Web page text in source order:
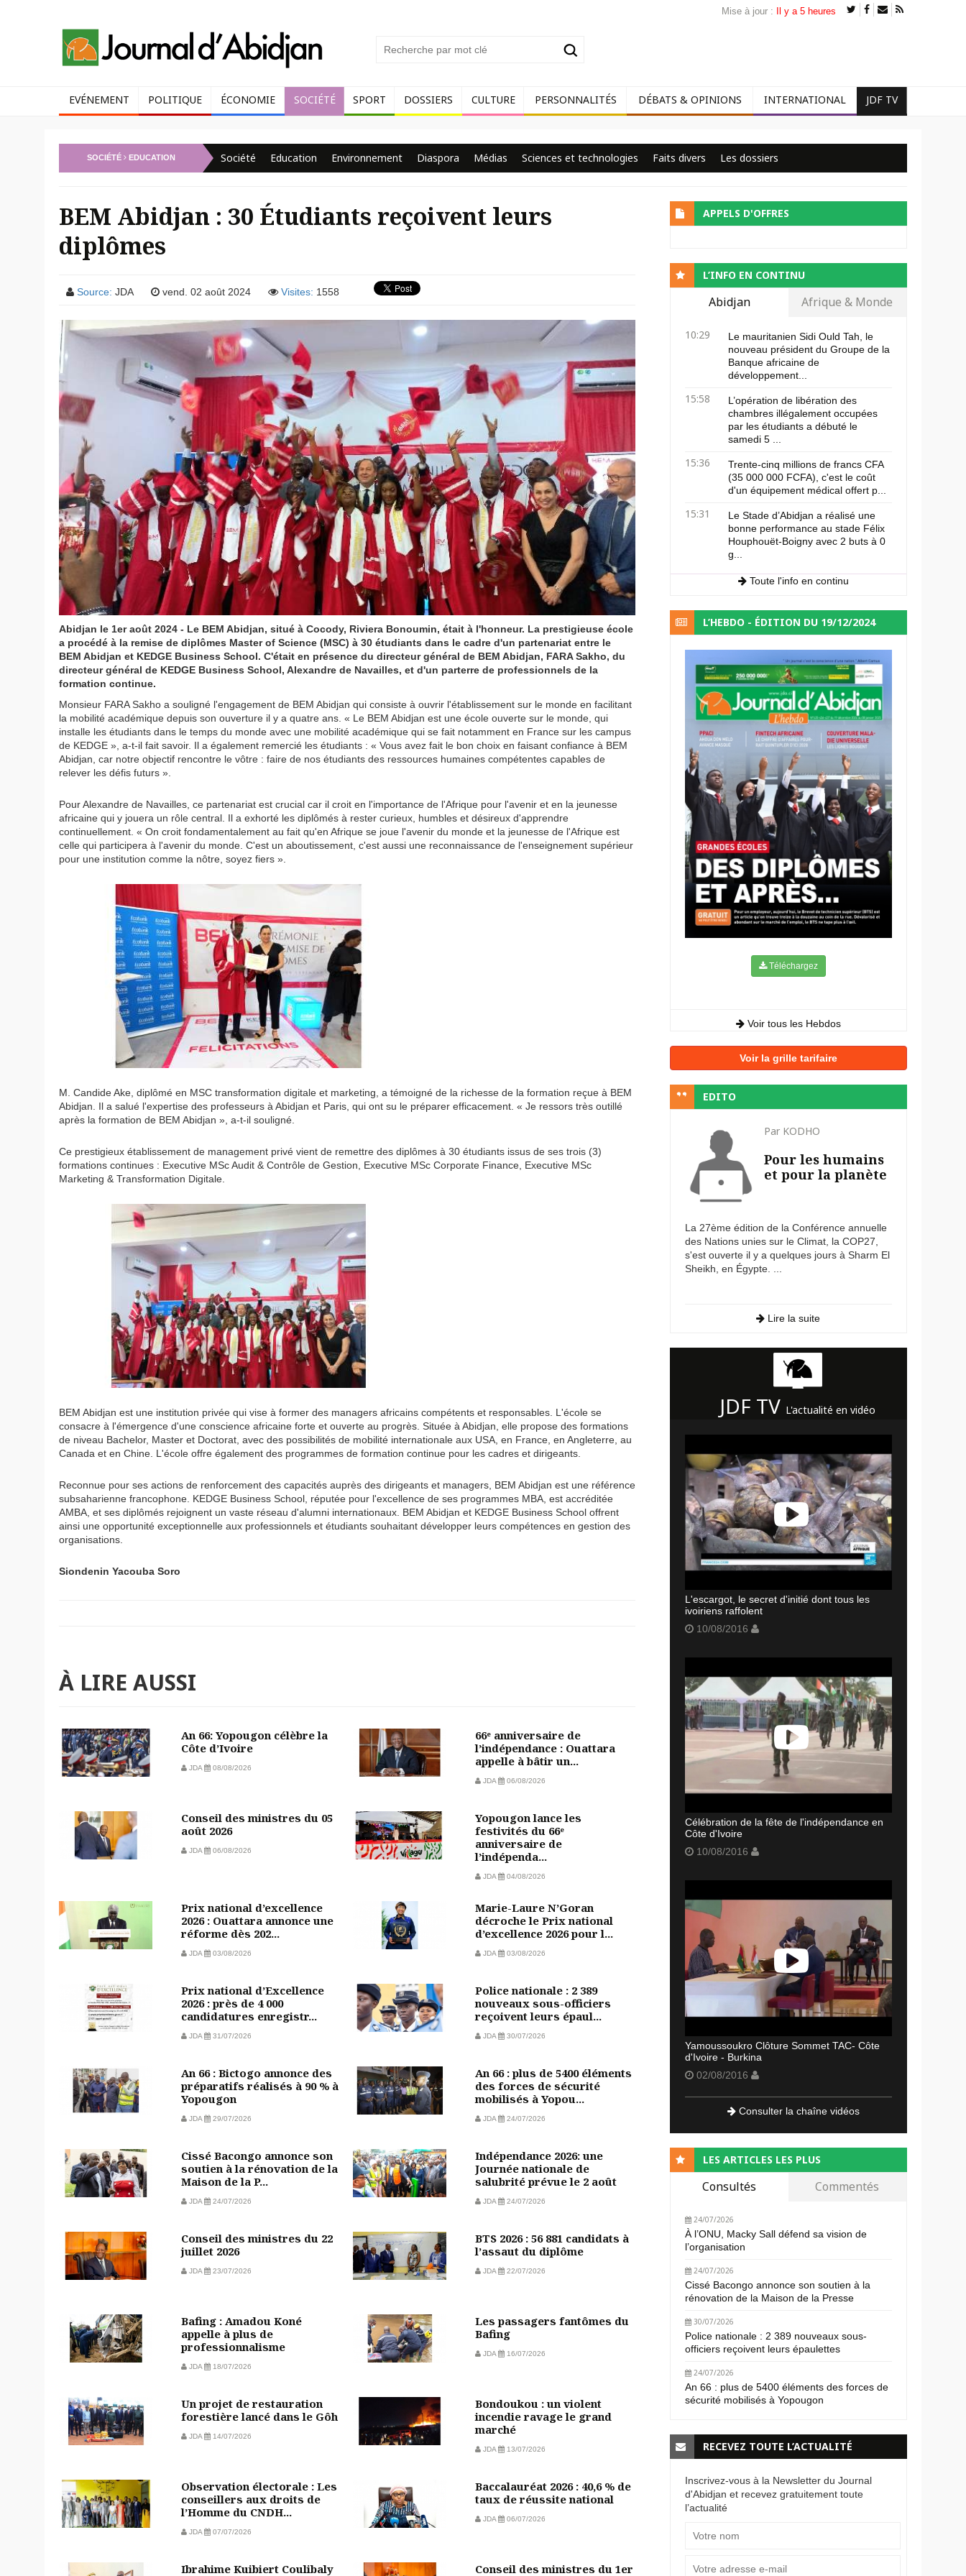
Mise à jour : Il y a 5 heures
EVÉNEMENT POLITIQUE ÉCONOMIE SOCIÉTÉ SPORT DOSSIERS CULTURE PERSONNALITÉS DÉBATS & OPINIONS INTERNATIONAL JDF TV
SOCIÉTÉ EDUCATION Société Education Environnement Diaspora Médias Sciences et technologies Faits divers Les dossiers
BEM Abidjan : 30 Étudiants reçoivent leurs
diplômes
Source: JDA vend. 02 août 2024 Visites: 1558
Abidjan le 1er août 2024 - Le BEM Abidjan, situé à Cocody, Riviera Bonoumin, était à l'honneur. La prestigieuse école
a procédé à la remise de diplômes Master of Science (MSC) à 30 étudiants dans le cadre d'un partenariat entre le
BEM Abidjan et KEDGE Business School. C'était en présence du directeur général de BEM Abidjan, FARA Sakho, du
directeur général de KEDGE Business School, Alexandre de Navailles, et d'un parterre de professionnels de la
formation continue.
Monsieur FARA Sakho a souligné l'engagement de BEM Abidjan qui consiste à ouvrir l'établissement sur le monde en facilitant
la mobilité académique depuis son ouverture il y a quatre ans. « Le BEM Abidjan est une école ouverte sur le monde, qui
installe les étudiants dans le temps du monde avec une mobilité académique qui se fait notamment en France sur les campus
de KEDGE », a-t-il fait savoir. Il a également remercié les étudiants : « Vous avez fait le bon choix en faisant confiance à BEM
Abidjan, car notre objectif rencontre le vôtre : faire de nos étudiants des ressources humaines compétentes capables de
relever les défis futurs ».
Pour Alexandre de Navailles, ce partenariat est crucial car il croit en l'importance de l'Afrique pour l'avenir et en la jeunesse
africaine qui y jouera un rôle central. Il a exhorté les diplômés à rester curieux, humbles et désireux d'apprendre
continuellement. « On croit fondamentalement au fait qu'en Afrique se joue l'avenir du monde et la jeunesse de l'Afrique est
celle qui participera à l'avenir du monde. C'est un aboutissement, c'est aussi une reconnaissance de l'enseignement supérieur
pour une institution comme la nôtre, soyez fiers ».
M. Candide Ake, diplômé en MSC transformation digitale et marketing, a témoigné de la richesse de la formation reçue à BEM
Abidjan. Il a salué l'expertise des professeurs à Abidjan et Paris, qui ont su le préparer efficacement. « Je ressors très outillé
après la formation de BEM Abidjan », a-t-il souligné.
Ce prestigieux établissement de management privé vient de remettre des diplômes à 30 étudiants issus de ses trois (3)
formations continues : Executive MSc Audit & Contrôle de Gestion, Executive MSc Corporate Finance, Executive MSc
Marketing & Transformation Digitale.
BEM Abidjan est une institution privée qui vise à former des managers africains compétents et responsables. L'école se
consacre à l'émergence d'une conscience africaine forte et ouverte au progrès. Située à Abidjan, elle propose des formations
de niveau Bachelor, Master et Doctorat, avec des possibilités de mobilité internationale aux USA, en France, en Angleterre, au
Canada et en Chine. L'école offre également des programmes de formation continue pour les cadres et dirigeants.
Reconnue pour ses actions de renforcement des capacités auprès des dirigeants et managers, BEM Abidjan est une référence
subsaharienne francophone. KEDGE Business School, réputée pour l'excellence de ses programmes MBA, est accréditée
AMBA, et ses diplômés rejoignent un vaste réseau d'alumni internationaux. BEM Abidjan et KEDGE Business School offrent
ainsi une opportunité exceptionnelle aux professionnels et étudiants souhaitant développer leurs compétences en gestion des
organisations.
Siondenin Yacouba Soro
À LIRE AUSSI
An 66: Yopougon célèbre la
Côte d’Ivoire
JDA 08/08/2026
66ᵉ anniversaire de
l’indépendance : Ouattara
appelle à bâtir un...
JDA 06/08/2026
Conseil des ministres du 05
août 2026
JDA 06/08/2026
Yopougon lance les
festivités du 66ᵉ
anniversaire de
l’indépenda...
JDA 04/08/2026
Prix national d’excellence
2026 : Ouattara annonce une
réforme dès 202...
JDA 03/08/2026
Marie-Laure N’Goran
décroche le Prix national
d’excellence 2026 pour l...
JDA 03/08/2026
Prix national d’Excellence
2026 : près de 4 000
candidatures enregistr...
JDA 31/07/2026
Police nationale : 2 389
nouveaux sous-officiers
reçoivent leurs épaul...
JDA 30/07/2026
An 66 : Bictogo annonce des
préparatifs réalisés à 90 % à
Yopougon
JDA 29/07/2026
An 66 : plus de 5400 éléments
des forces de sécurité
mobilisés à Yopou...
JDA 24/07/2026
Cissé Bacongo annonce son
soutien à la rénovation de la
Maison de la P...
JDA 24/07/2026
Indépendance 2026: une
Journée nationale de
salubrité prévue le 2 août
JDA 24/07/2026
Conseil des ministres du 22
juillet 2026
JDA 23/07/2026
BTS 2026 : 56 881 candidats à
l’assaut du diplôme
JDA 22/07/2026
Bafing : Amadou Koné
appelle à plus de
professionnalisme
JDA 18/07/2026
Les passagers fantômes du
Bafing
JDA 16/07/2026
Un projet de restauration
forestière lancé dans le Gôh
JDA 14/07/2026
Bondoukou : un violent
incendie ravage le grand
marché
JDA 13/07/2026
Observation électorale : Les
conseillers aux droits de
l’Homme du CNDH...
JDA 07/07/2026
Baccalauréat 2026 : 40,6 % de
taux de réussite national
JDA 06/07/2026
Ibrahime Kuibiert Coulibaly
Conseil des ministres du 1er
APPELS D'OFFRES
L’INFO EN CONTINU
Abidjan Afrique & Monde
10:29
Le mauritanien Sidi Ould Tah, le
nouveau président du Groupe de la
Banque africaine de
développement...
15:58
L’opération de libération des
chambres illégalement occupées
par les étudiants a débuté le
samedi 5 ...
15:36
Trente-cinq millions de francs CFA
(35 000 000 FCFA), c'est le coût
d'un équipement médical offert p...
15:31
Le Stade d’Abidjan a réalisé une
bonne performance au stade Félix
Houphouët-Boigny avec 2 buts à 0
g...
Toute l'info en continu
L’HEBDO - ÉDITION DU 19/12/2024
Téléchargez
Voir tous les Hebdos
Voir la grille tarifaire
EDITO
Par KODHO
Pour les humains
et pour la planète
La 27ème édition de la Conférence annuelle
des Nations unies sur le Climat, la COP27,
s'est ouverte il y a quelques jours à Sharm El
Sheikh, en Égypte. ...
Lire la suite
JDF TV L'actualité en vidéo
L'escargot, le secret d'initié dont tous les
ivoiriens raffolent
10/08/2016
Célébration de la fête de l'indépendance en
Côte d'Ivoire
10/08/2016
Yamoussoukro Clôture Sommet TAC- Côte
d'Ivoire - Burkina
02/08/2016
Consulter la chaîne vidéos
LES ARTICLES LES PLUS
Consultés Commentés
24/07/2026
À l’ONU, Macky Sall défend sa vision de
l’organisation
24/07/2026
Cissé Bacongo annonce son soutien à la
rénovation de la Maison de la Presse
30/07/2026
Police nationale : 2 389 nouveaux sous-
officiers reçoivent leurs épaulettes
24/07/2026
An 66 : plus de 5400 éléments des forces de
sécurité mobilisés à Yopougon
RECEVEZ TOUTE L’ACTUALITÉ
Inscrivez-vous à la Newsletter du Journal
d'Abidjan et recevez gratuitement toute
l’actualité